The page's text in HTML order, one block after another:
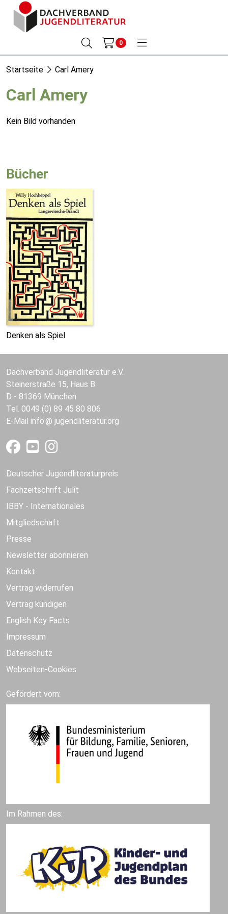
0
Startseite Carl Amery
Carl Amery
Kein Bild vorhanden
Bücher
Denken als Spiel
Dachverband Jugendliteratur e.V.
Steinerstraße 15, Haus B
D - 81369 München
Tel. 0049 (0) 89 45 80 806
E-Mail info jugendliteratur.org
Deutscher Jugendliteraturpreis
Fachzeitschrift Julit
IBBY - Internationales
Mitgliedschaft
Presse
Newsletter abonnieren
Kontakt
Vertrag widerrufen
Vertrag kündigen
English Key Facts
Impressum
Datenschutz
Webseiten-Cookies
Gefördert vom:
Im Rahmen des: